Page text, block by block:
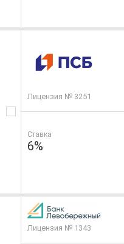
Лицензия № 3251
Ставка
6%
Лицензия № 1343